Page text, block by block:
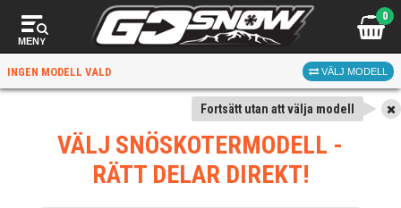
MENY
0
INGEN MODELL VALD VÄLJ MODELL
Fortsätt utan att välja modell
VÄLJ SNÖSKOTERMODELL -
RÄTT DELAR DIREKT!